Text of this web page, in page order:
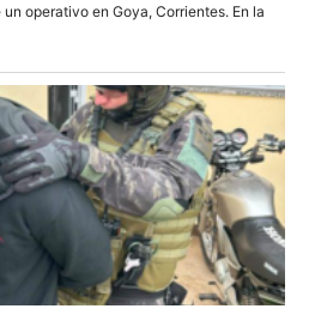
operativo en Goya, Corrientes. En la